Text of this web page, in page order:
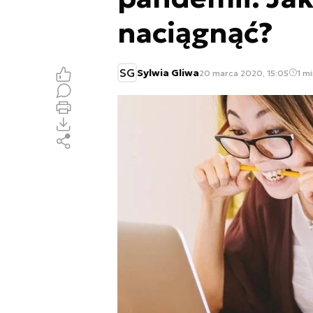
naciągnąć?
SG Sylwia Gliwa20 marca 2020, 15:05 1